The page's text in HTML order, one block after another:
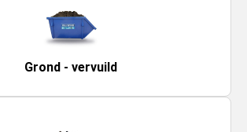
Grond - vervuild